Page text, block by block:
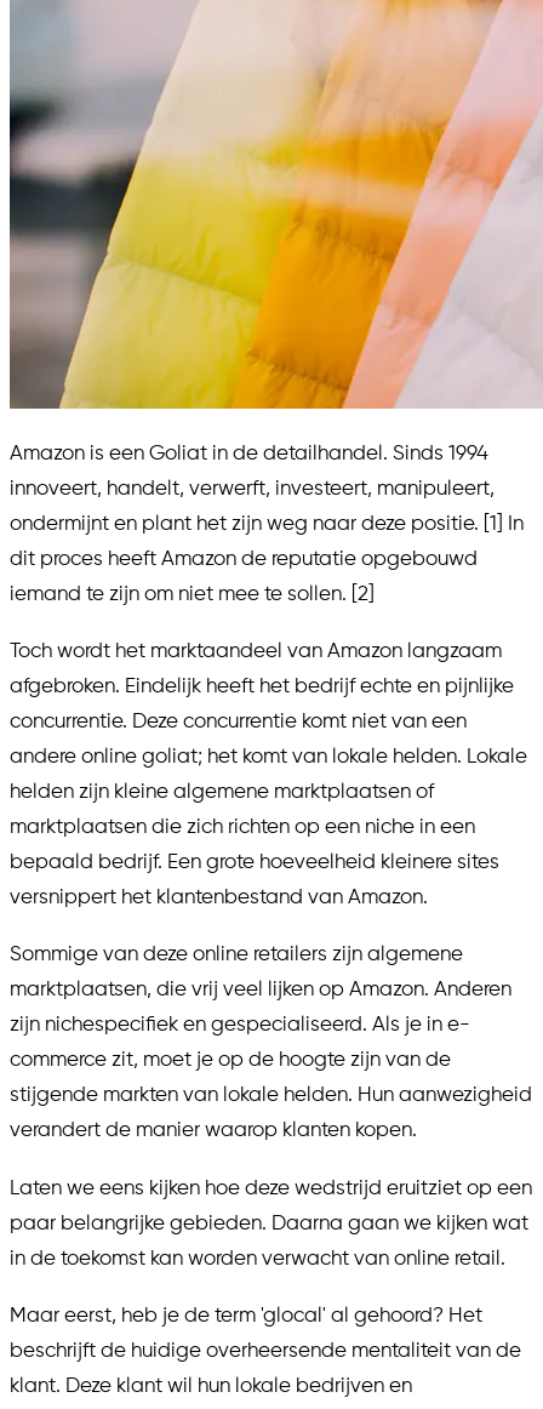
Amazon is een Goliat in de detailhandel. Sinds 1994
innoveert, handelt, verwerft, investeert, manipuleert,
ondermijnt en plant het zijn weg naar deze positie. [1] In
dit proces heeft Amazon de reputatie opgebouwd
iemand te zijn om niet mee te sollen. [2]
Toch wordt het marktaandeel van Amazon langzaam
afgebroken. Eindelijk heeft het bedrijf echte en pijnlijke
concurrentie. Deze concurrentie komt niet van een
andere online goliat; het komt van lokale helden. Lokale
helden zijn kleine algemene marktplaatsen of
marktplaatsen die zich richten op een niche in een
bepaald bedrijf. Een grote hoeveelheid kleinere sites
versnippert het klantenbestand van Amazon.
Sommige van deze online retailers zijn algemene
marktplaatsen, die vrij veel lijken op Amazon. Anderen
zijn nichespecifiek en gespecialiseerd. Als je in e-
commerce zit, moet je op de hoogte zijn van de
stijgende markten van lokale helden. Hun aanwezigheid
verandert de manier waarop klanten kopen.
Laten we eens kijken hoe deze wedstrijd eruitziet op een
paar belangrijke gebieden. Daarna gaan we kijken wat
in de toekomst kan worden verwacht van online retail.
Maar eerst, heb je de term 'glocal' al gehoord? Het
beschrijft de huidige overheersende mentaliteit van de
klant. Deze klant wil hun lokale bedrijven en